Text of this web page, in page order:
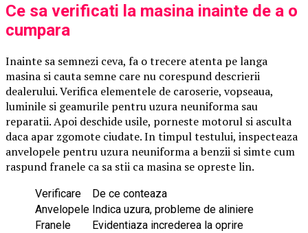
Ce sa verificati la masina inainte de a o
cumpara
Inainte sa semnezi ceva, fa o trecere atenta pe langa
masina si cauta semne care nu corespund descrierii
dealerului. Verifica elementele de caroserie, vopseaua,
luminile si geamurile pentru uzura neuniforma sau
reparatii. Apoi deschide usile, porneste motorul si asculta
daca apar zgomote ciudate. In timpul testului, inspecteaza
anvelopele pentru uzura neuniforma a benzii si simte cum
raspund franele ca sa stii ca masina se opreste lin.
Verificare
De ce conteaza
Anvelopele Indica uzura, probleme de aliniere
Franele
Evidentiaza increderea la oprire